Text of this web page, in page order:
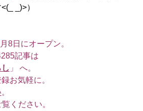
_)>）
8日にオープン。
記事は
」 へ。
お気軽に。
。
ください。